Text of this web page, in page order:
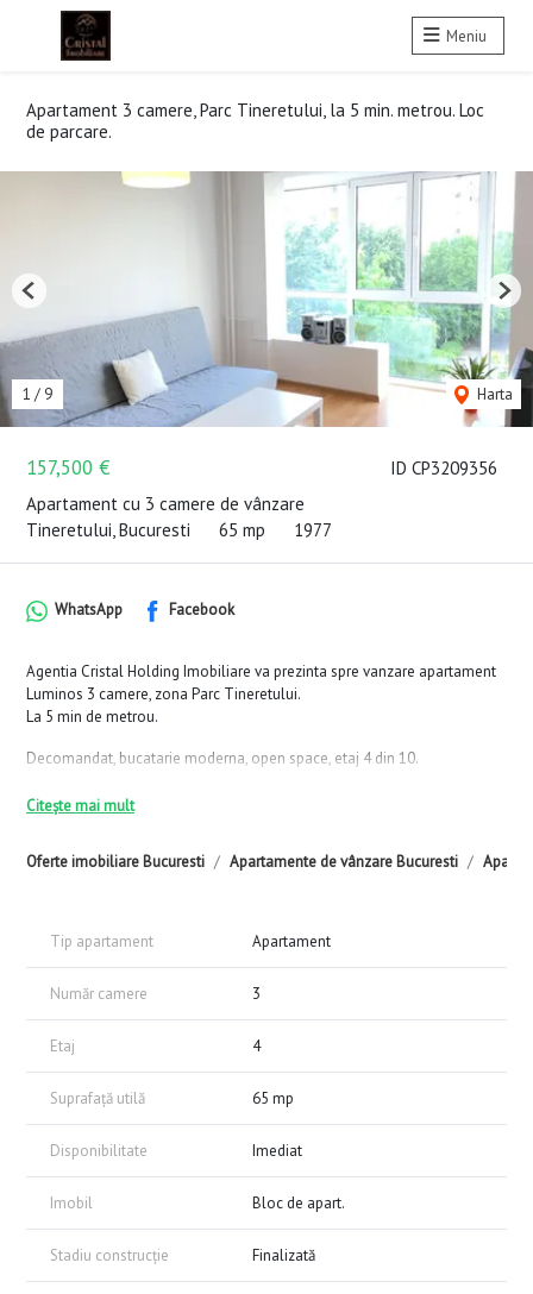
Meniu
Apartament 3 camere, Parc Tineretului, la 5 min. metrou. Loc
de parcare.
ID CP3209356
157,500 €
Apartament cu 3 camere de vânzare
Tineretului, Bucuresti
65 mp 1977
1 / 9 Harta
Previous Next
Oferte imobiliare Bucuresti Apartamente de vânzare Bucuresti
WhatsApp Facebook
Agentia Cristal Holding Imobiliare va prezinta spre vanzare apartament
Luminos 3 camere, zona Parc Tineretului.
La 5 min de metrou.
Decomandat, bucatarie moderna, open space, etaj 4 din 10.
Citește mai mult
Tip apartament Apartament
Număr camere 3
Etaj 4
Suprafață utilă 65 mp
Disponibilitate Imediat
Imobil Bloc de apart.
Stadiu construcție Finalizată